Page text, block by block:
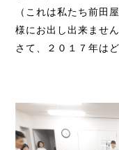
（これは私たち前田
様にお出し出来ませ
さて、２０１７年は